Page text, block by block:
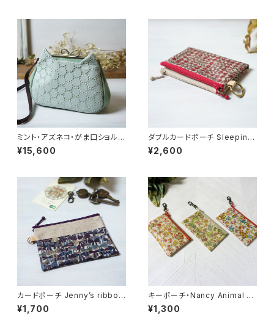
ミント・アズネコ・がま口ショルダ
ーバッグ
¥15,600
ダブルカードポーチ Sleeping
Rose（スリーピング・ローズ）レ
ッド リバティラミネート生地
¥2,600
カードポーチ Jenny’s ribbon
s（ジェニーズ・リボンズ）パープ
ル リバティラミネート生地
¥1,700
キーポーチ・Nancy Animal リ
バティラミネート生地
¥1,300